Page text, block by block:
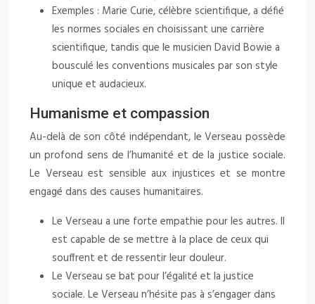
Exemples : Marie Curie, célèbre scientifique, a défié
les normes sociales en choisissant une carrière
scientifique, tandis que le musicien David Bowie a
bousculé les conventions musicales par son style
unique et audacieux.
Humanisme et compassion
Au-delà de son côté indépendant, le Verseau possède
un profond sens de l’humanité et de la justice sociale.
Le Verseau est sensible aux injustices et se montre
engagé dans des causes humanitaires.
Le Verseau a une forte empathie pour les autres. Il
est capable de se mettre à la place de ceux qui
souffrent et de ressentir leur douleur.
Le Verseau se bat pour l’égalité et la justice
sociale. Le Verseau n’hésite pas à s’engager dans